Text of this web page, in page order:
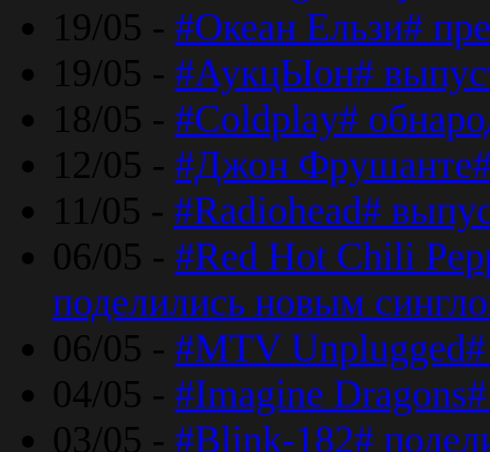
19/05 - #Океан Ельзи#
19/05 - #АукцЫон#
18/05 - #Coldplay#
12/05 - #Джон
11/05 - #Radiohead#
06/05 - #Red Hot Chili
поделились новым
06/05 - #MTV Unplugged#
04/05 - #Imagine
03/05 - #Blink-182#